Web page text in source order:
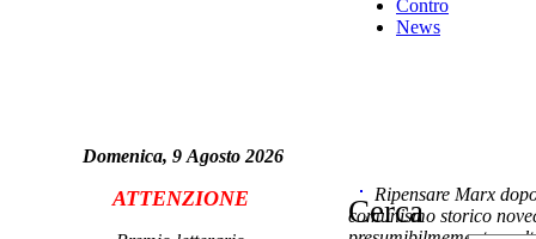
Domenica, 9 Agosto 2026
ATTENZIONE
Contro
News
Ripensare Marx
comunismo storico
Cerca